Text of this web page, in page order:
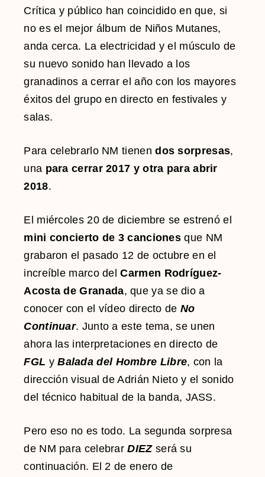
Crítica y público han coincidido en que, si
no es el mejor álbum de Niños Mutanes,
anda cerca. La electricidad y el músculo de
su nuevo sonido han llevado a los
granadinos a cerrar el año con los mayores
éxitos del grupo en directo en festivales y
salas.
Para celebrarlo NM tienendos sorpresas,
una para cerrar 2017 y otra para abrir
2018.
El miércoles 20 de diciembre se estrenó el
mini concierto de 3 cancionesque NM
grabaron el pasado 12 de octubre en el
increíble marco delCarmen Rodríguez-
Acosta de Granada, que ya se dio a
conocer con el vídeo directo de No
Continuar. Junto a este tema, se unen
ahora las interpretaciones en directo de
FGL yBalada del Hombre Libre, con la
dirección visual de Adrián Nieto y el sonido
del técnico habitual de la banda, JASS.
Pero eso no es todo. La segunda sorpresa
de NM para celebrarDIEZserá su
continuación. El 2 de enero de